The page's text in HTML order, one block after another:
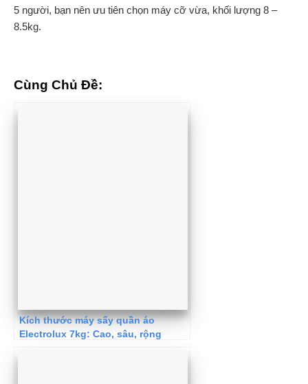
5 người, bạn nên ưu tiên chọn máy cỡ vừa, khối lượng 8 –
8.5kg.
Cùng Chủ Đề:
Kích thước máy sấy quần áo
Electrolux 7kg: Cao, sâu, rộng